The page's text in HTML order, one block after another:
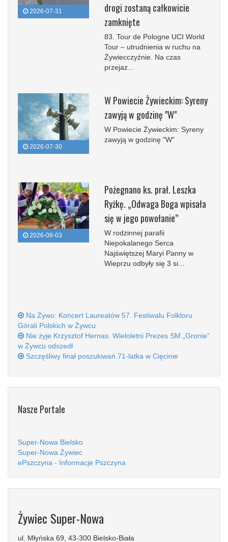
2026-07-31
drogi zostaną całkowicie
zamknięte
83. Tour de Pologne UCI World
Tour – utrudnienia w ruchu na
Żywiecczyźnie. Na czas
przejaz...
2026-07-30
W Powiecie Żywieckim: Syreny
zawyją w godzinę "W"
W Powiecie Żywieckim: Syreny
zawyją w godzinę "W"
2026-08-03
Pożegnano ks. prał. Leszka
Ryżkę. „Odwaga Boga wpisała
się w jego powołanie”
W rodzinnej parafii
Niepokalanego Serca
Najświętszej Maryi Panny w
Wieprzu odbyły się 3 si...
Na Żywo: Koncert Laureatów 57. Festiwalu Folkloru
Górali Polskich w Żywcu
Nie żyje Krzysztof Hernas. Wieloletni Prezes SM „Gronie”
w Żywcu odszedł
Szczęśliwy finał poszukiwań 71-latka w Cięcinie
Nasze Portale
Super-Nowa Bielsko
Super-Nowa Żywiec
ePszczyna - Informacje Pszczyna
Żywiec Super-Nowa
ul. Młyńska 69, 43-300 Bielsko-Biała